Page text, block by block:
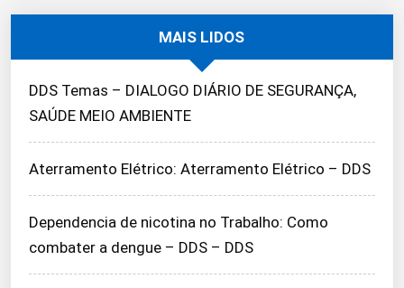
MAIS LIDOS
DDS Temas – DIALOGO DIÁRIO DE SEGURANÇA,
SAÚDE MEIO AMBIENTE
Aterramento Elétrico: Aterramento Elétrico – DDS
Dependencia de nicotina no Trabalho: Como
combater a dengue – DDS – DDS